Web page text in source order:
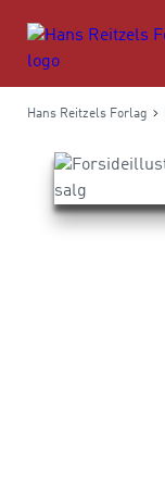
Hans Reitzels Forlag